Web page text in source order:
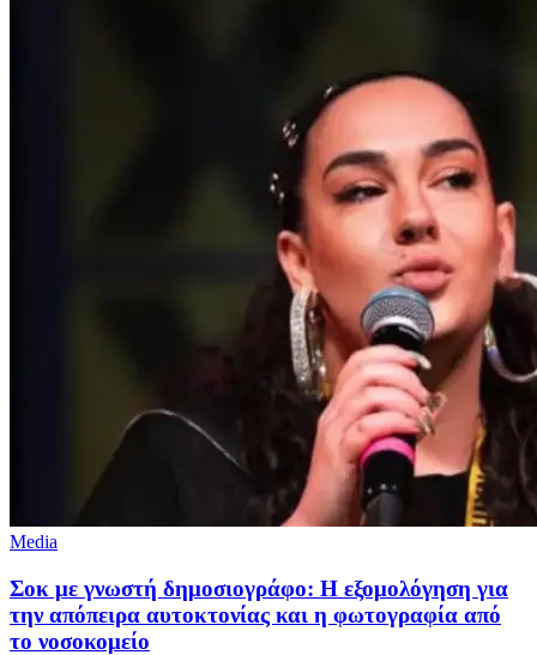
Media
Σοκ με γνωστή δημοσιογράφο: Η εξομολόγηση για
την απόπειρα αυτοκτονίας και η φωτογραφία από
το νοσοκομείο